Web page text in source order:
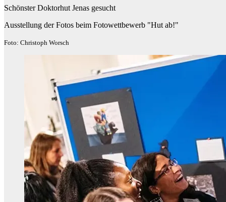
Schönster Doktorhut Jenas gesucht
Ausstellung der Fotos beim Fotowettbewerb "Hut ab!"
Foto: Christoph Worsch